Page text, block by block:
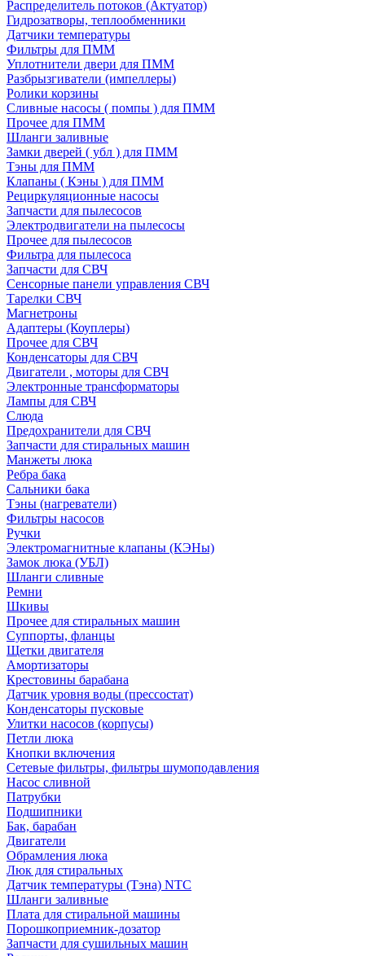
Распределитель потоков (Актуатор)
Гидрозатворы, теплообменники
Датчики температуры
Фильтры для ПММ
Уплотнители двери для ПММ
Разбрызгиватели (импеллеры)
Ролики корзины
Сливные насосы ( помпы ) для ПММ
Прочее для ПММ
Шланги заливные
Замки дверей ( убл ) для ПММ
Тэны для ПММ
Клапаны ( Кэны ) для ПММ
Рециркуляционные насосы
Запчасти для пылесосов
Электродвигатели на пылесосы
Прочее для пылесосов
Фильтра для пылесоса
Запчасти для СВЧ
Сенсорные панели управления СВЧ
Тарелки СВЧ
Магнетроны
Адаптеры (Коуплеры)
Прочее для СВЧ
Конденсаторы для СВЧ
Двигатели , моторы для СВЧ
Электронные трансформаторы
Лампы для СВЧ
Слюда
Предохранители для СВЧ
Запчасти для стиральных машин
Манжеты люка
Ребра бака
Сальники бака
Тэны (нагреватели)
Фильтры насосов
Ручки
Электромагнитные клапаны (КЭНы)
Замок люка (УБЛ)
Шланги сливные
Ремни
Шкивы
Прочее для стиральных машин
Суппорты, фланцы
Щетки двигателя
Амортизаторы
Крестовины барабана
Датчик уровня воды (прессостат)
Конденсаторы пусковые
Улитки насосов (корпусы)
Петли люка
Кнопки включения
Сетевые фильтры, фильтры шумоподавления
Насос сливной
Патрубки
Подшипники
Бак, барабан
Двигатели
Обрамления люка
Люк для стиральных
Датчик температуры (Тэна) NTC
Шланги заливные
Плата для стиральной машины
Порошкоприемник-дозатор
Запчасти для сушильных машин